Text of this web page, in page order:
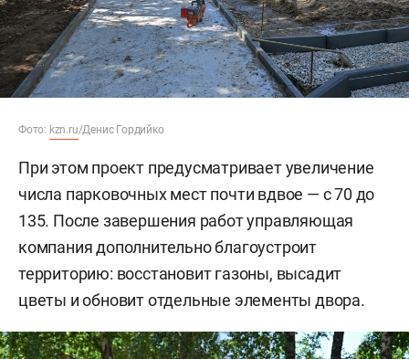
Фото: kzn.ru/Денис Гордийко
При этом проект предусматривает увеличение
числа парковочных мест почти вдвое — с 70 до
135. После завершения работ управляющая
компания дополнительно благоустроит
территорию: восстановит газоны, высадит
цветы и обновит отдельные элементы двора.